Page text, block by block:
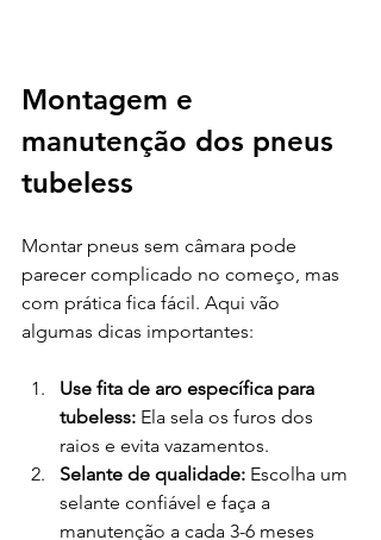
Montagem e
manutenção dos pneus
tubeless
Montar pneus sem câmara pode
parecer complicado no começo, mas
com prática fica fácil. Aqui vão
algumas dicas importantes:
Use fita de aro específica para
tubeless: Ela sela os furos dos
raios e evita vazamentos.
Selante de qualidade: Escolha um
selante confiável e faça a
manutenção a cada 3-6 meses